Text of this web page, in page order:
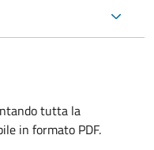
tutta la
in formato PDF.